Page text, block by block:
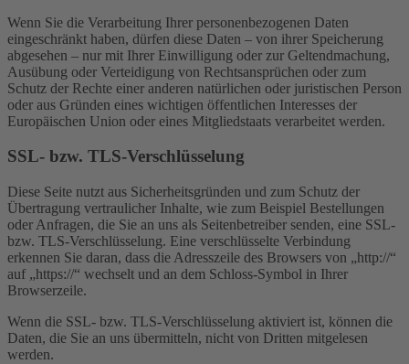
Wenn Sie die Verarbeitung Ihrer personenbezogenen Daten
eingeschränkt haben, dürfen diese Daten – von ihrer Speicherung
abgesehen – nur mit Ihrer Einwilligung oder zur Geltendmachung,
Ausübung oder Verteidigung von Rechtsansprüchen oder zum
Schutz der Rechte einer anderen natürlichen oder juristischen Person
oder aus Gründen eines wichtigen öffentlichen Interesses der
Europäischen Union oder eines Mitgliedstaats verarbeitet werden.
SSL- bzw. TLS-Verschlüsselung
Diese Seite nutzt aus Sicherheitsgründen und zum Schutz der
Übertragung vertraulicher Inhalte, wie zum Beispiel Bestellungen
oder Anfragen, die Sie an uns als Seitenbetreiber senden, eine SSL-
bzw. TLS-Verschlüsselung. Eine verschlüsselte Verbindung
erkennen Sie daran, dass die Adresszeile des Browsers von „http://“
auf „https://“ wechselt und an dem Schloss-Symbol in Ihrer
Browserzeile.
Wenn die SSL- bzw. TLS-Verschlüsselung aktiviert ist, können die
Daten, die Sie an uns übermitteln, nicht von Dritten mitgelesen
werden.